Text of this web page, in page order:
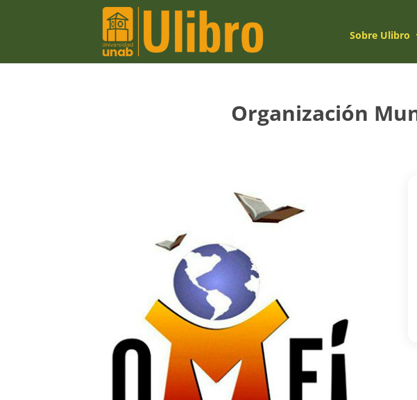
Sobre Ulibro
Organización